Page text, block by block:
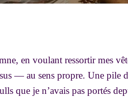
en voulant ressortir mes
— au sens propre. Une pile
que je n’avais pas portés